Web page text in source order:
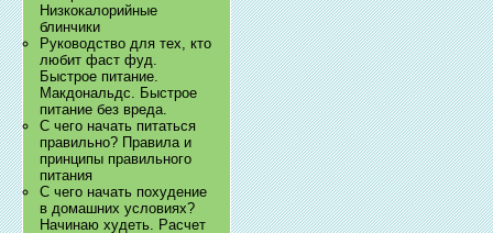
Низкокалорийные
блинчики
Руководство для тех, кто
любит фаст фуд.
Быстрое питание.
Макдональдс. Быстрое
питание без вреда.
С чего начать питаться
правильно? Правила и
принципы правильного
питания
С чего начать похудение
в домашних условиях?
Начинаю худеть. Расчет